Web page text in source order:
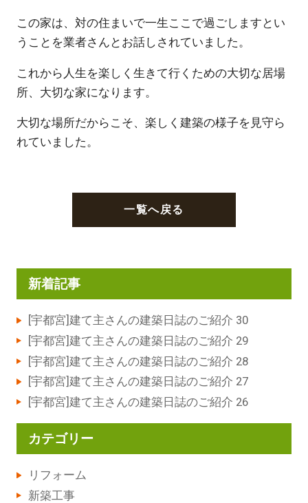
この家は、対の住まいで一生ここで過ごしますとい
うことを業者さんとお話しされていました。
これから人生を楽しく生きて行くための大切な居場
所、大切な家になります。
大切な場所だからこそ、楽しく建築の様子を見守ら
れていました。
一覧へ戻る
新着記事
[宇都宮]建て主さんの建築日誌のご紹介 30
[宇都宮]建て主さんの建築日誌のご紹介 29
[宇都宮]建て主さんの建築日誌のご紹介 28
[宇都宮]建て主さんの建築日誌のご紹介 27
[宇都宮]建て主さんの建築日誌のご紹介 26
カテゴリー
リフォーム
新築工事